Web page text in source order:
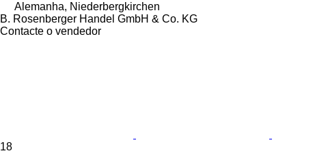
Alemanha, Niederbergkirchen
B. Rosenberger Handel GmbH & Co. KG
Contacte o vendedor
18